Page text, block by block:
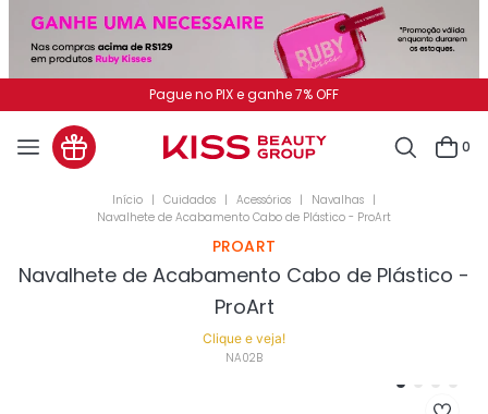
Pague no PIX e ganhe 7% OFF
0
Cuidados Acessórios
Navalhas
Navalhete de Acabamento Cabo de Plástico - ProArt
PROART
Navalhete de Acabamento Cabo de Plástico -
ProArt
Clique e veja!
NA02B